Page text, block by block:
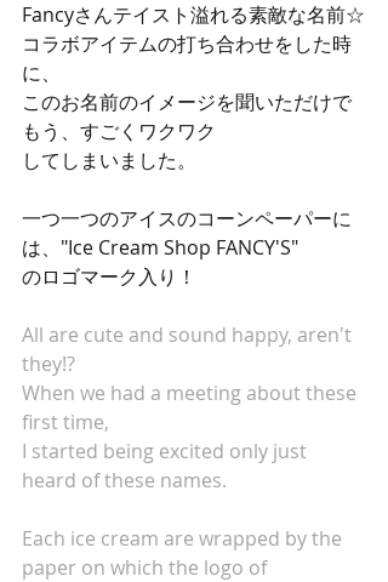
Fancyさんテイスト溢れる素敵な名前☆
コラボアイテムの打ち合わせをした時
に、
このお名前のイメージを聞いただけで
もう、すごくワクワク
してしまいました。
一つ一つのアイスのコーンペーパーに
は、"Ice Cream Shop FANCY'S"
のロゴマーク入り！
All are cute and sound happy, aren't
they!?
When we had a meeting about these
first time,
I started being excited only just
heard of these names.
Each ice cream are wrapped by the
paper on which the logo of